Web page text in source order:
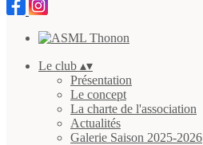
Le club ▴▾
Présentation
Le concept
La charte de l'association
Actualités
Galerie Saison 2025-2026